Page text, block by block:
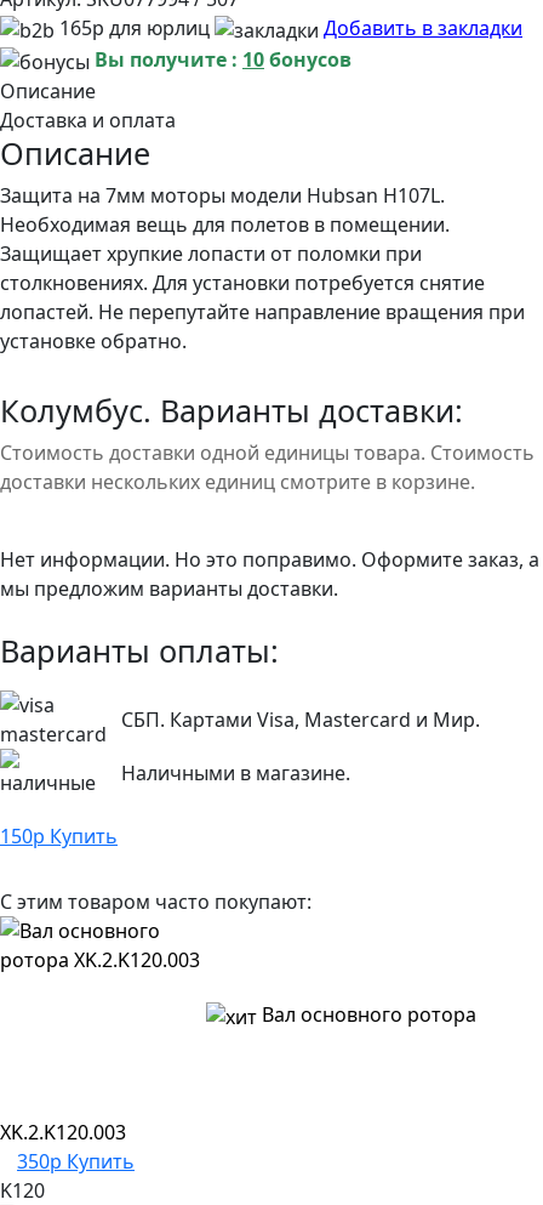
165р для юрлиц
Добавить в закладки
Вы получите : 10бонусов
Описание
Доставка и оплата
Описание
Защита на 7мм моторы модели Hubsan H107L.
Необходимая вещь для полетов в помещении.
Защищает хрупкие лопасти от поломки при
столкновениях. Для установки потребуется снятие
лопастей. Не перепутайте направление вращения при
установке обратно.
Колумбус. Варианты доставки:
Стоимость доставки одной единицы товара. Стоимость
доставки нескольких единиц смотрите в корзине.
Нет информации. Но это поправимо. Оформите заказ, а
мы предложим варианты доставки.
Варианты оплаты:
СБП. Картами Visa, Mastercard и Мир.
Наличными в магазине.
150р Купить
С этим товаром часто покупают:
Вал основного ротора
XK.2.K120.003
350р Купить
K120